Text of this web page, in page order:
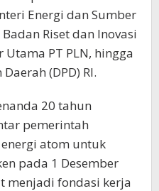
Energi dan Sumber
Riset dan Inovasi
PT PLN, hingga
(DPD) RI.
20 tahun
pemerintah
atom untuk
pada 1 Desember
menjadi fondasi kerja